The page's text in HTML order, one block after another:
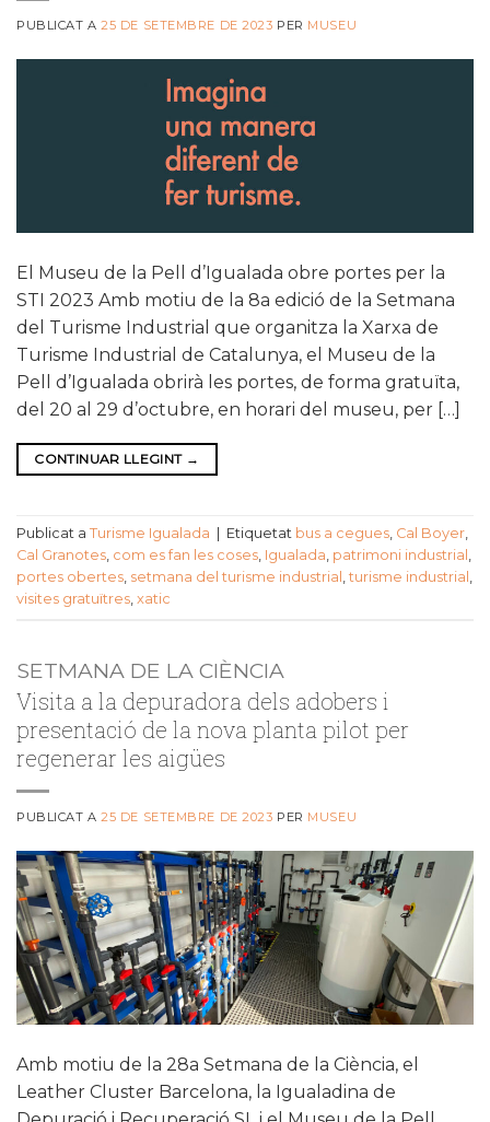
PUBLICAT A25 DE SETEMBRE DE 2023 PER MUSEU
El Museu de la Pell d’Igualada obre portes per la
STI 2023 Amb motiu de la 8a edició de la Setmana
del Turisme Industrial que organitza la Xarxa de
Turisme Industrial de Catalunya, el Museu de la
Pell d’Igualada obrirà les portes, de forma gratuïta,
del 20 al 29 d’octubre, en horari del museu, per […]
CONTINUAR LLEGINT →
Publicat a Turisme Igualada Etiquetat bus a cegues, Cal Boyer,
Cal Granotes, com es fan les coses, Igualada, patrimoni industrial ,
portes obertes, setmana del turisme industrial , turisme industrial ,
visites gratuïtres, xatic
SETMANA DE LA CIÈNCIA
Visita a la depuradora dels adobers i
presentació de la nova planta pilot per
regenerar les aigües
PUBLICAT A25 DE SETEMBRE DE 2023 PER MUSEU
Amb motiu de la 28a Setmana de la Ciència, el
Leather Cluster Barcelona, la Igualadina de